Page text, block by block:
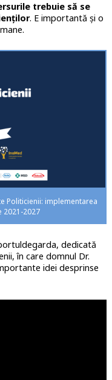
trebuie să se
. E importantă și o
Politicienii: implementarea
2021-2027
dedicată
în care domnul Dr.
idei desprinse